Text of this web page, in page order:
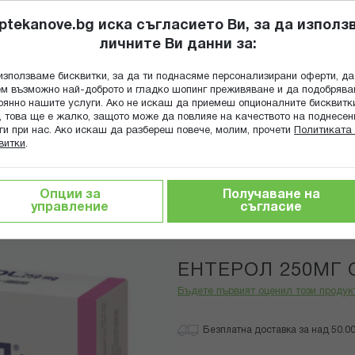
Търсене
ПОПИТАЙ
ГРИЖА ЗА МАЙКАТА И ДЕТЕТО ХРАНИТЕЛНИ ДОБАВКИ
храносмилане
Трайно ниска цена онлайн
ЕНТЕРОЛ 250МГ
Бъдете първият оценил този
Безплатна доставка за над
иска съгласието Ви, за да
личните Ви данни за:
бисквитки, за да ти поднасяме персонализирани оферти, да
възможно най-доброто и гладко шопинг преживяване и да
нашите услуги. Ако не искаш да приемеш опционалните
това ще е жалко, защото може да повлияе на качеството на
при нас. Ако искаш да разбереш повече, молим, прочети
Политиката
.
Опции за
управление
Получаване на
съгласие